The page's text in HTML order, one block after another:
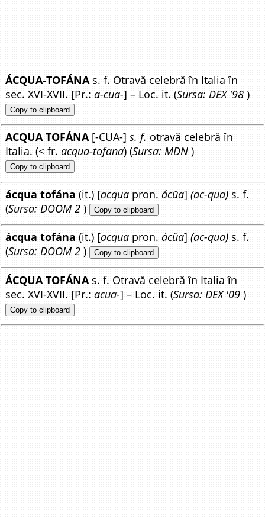
ÁCQUA-TOFÁNAs. f. Otravă celebră în Italia în
sec. XVI-XVII. [Pr.:a-cua-] – Loc. it. (Sursa: DEX '98 )
Copy to clipboard
ACQUA TOFÁNA[-CUA-]s. f. otravă celebră în
Italia. (< fr.acqua-tofana) (Sursa: MDN )
Copy to clipboard
ácqua tofána (it.) [acqua pron.ácŭa](ac-qua) s. f.
(Sursa: DOOM 2 ) Copy to clipboard
ácqua tofána (it.) [acqua pron.ácŭa](ac-qua) s. f.
(Sursa: DOOM 2 ) Copy to clipboard
ÁCQUA TOFÁNA s. f. Otravă celebră în Italia în
sec. XVI-XVII. [Pr.:acua-] – Loc. it. (Sursa: DEX '09 )
Copy to clipboard